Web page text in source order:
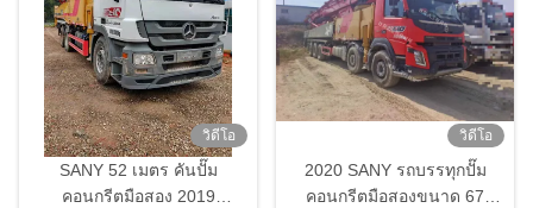
วิดีโอ
SANY 52 เมตร คันปั๊ม
คอนกรีตมือสอง 2019
วิดีโอ
2020 SANY รถบรรทุกปั๊ม
คอนกรีตมือสองขนาด 67